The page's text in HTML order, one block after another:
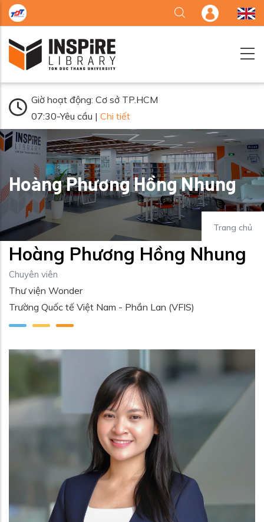
Nhảy đến nội dung
Giờ hoạt động: Cơ sở TP.HCM
07:30-Yêu cầu | Chi tiết
Hoàng Phương Hồng Nhung
Trang chủ
Hoàng Phương Hồng Nhung
Chuyên viên
Thư viện Wonder
Trường Quốc tế Việt Nam - Phần Lan (VFIS)